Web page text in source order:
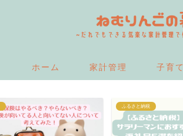
ホーム 家計管理 子育て
ふるさと納税